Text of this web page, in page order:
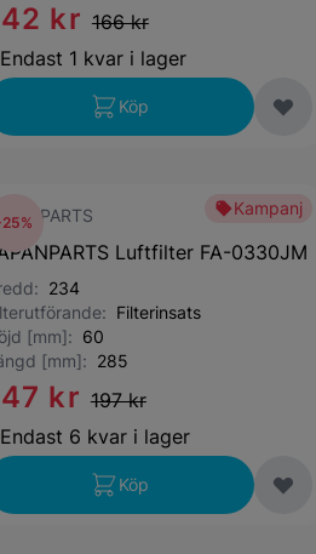
kr 166 kr
Endast 1 kvar i lager
Köp
Kampanj
Luftfilter FA-0330JM
234
Filterinsats
[mm]: 60
[mm]: 285
kr 197 kr
Endast 6 kvar i lager
Köp